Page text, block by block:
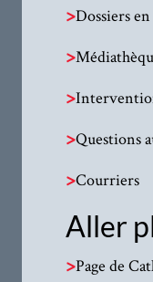
>Dossiers
>
>
>Questions
>Courriers
Aller
>Page de